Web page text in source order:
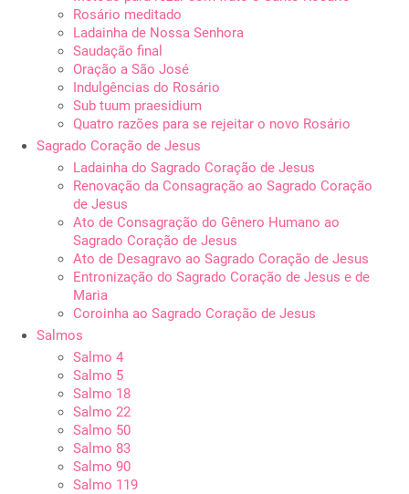
Rosário meditado
Ladainha de Nossa Senhora
Saudação final
Oração a São José
Indulgências do Rosário
Sub tuum praesidium
Quatro razões para se rejeitar o novo Rosário
Sagrado Coração de Jesus
Ladainha do Sagrado Coração de Jesus
Renovação da Consagração ao Sagrado Coração
de Jesus
Ato de Consagração do Gênero Humano ao
Sagrado Coração de Jesus
Ato de Desagravo ao Sagrado Coração de Jesus
Entronização do Sagrado Coração de Jesus e de
Maria
Coroinha ao Sagrado Coração de Jesus
Salmos
Salmo 4
Salmo 5
Salmo 18
Salmo 22
Salmo 50
Salmo 83
Salmo 90
Salmo 119